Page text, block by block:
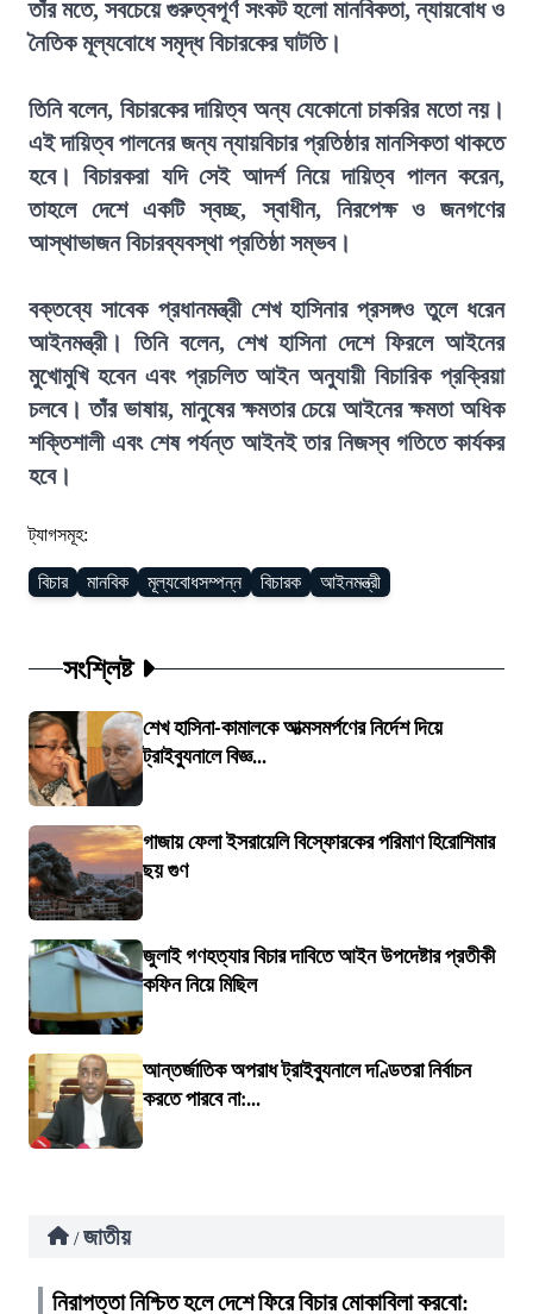
তাঁর মতে, সবচেয়ে গুরুত্বপূর্ণ সংকট হলো মানবিকতা, ন্যায়বোধ ও
নৈতিক মূল্যবোধে সমৃদ্ধ বিচারকের ঘাটতি।
তিনি বলেন, বিচারকের দায়িত্ব অন্য যেকোনো চাকরির মতো নয়।
এই দায়িত্ব পালনের জন্য ন্যায়বিচার প্রতিষ্ঠার মানসিকতা থাকতে
হবে। বিচারকরা যদি সেই আদর্শ নিয়ে দায়িত্ব পালন করেন,
তাহলে দেশে একটি স্বচ্ছ, স্বাধীন, নিরপেক্ষ ও জনগণের
আস্থাভাজন বিচারব্যবস্থা প্রতিষ্ঠা সম্ভব।
বক্তব্যে সাবেক প্রধানমন্ত্রী শেখ হাসিনার প্রসঙ্গও তুলে ধরেন
আইনমন্ত্রী। তিনি বলেন, শেখ হাসিনা দেশে ফিরলে আইনের
মুখোমুখি হবেন এবং প্রচলিত আইন অনুযায়ী বিচারিক প্রক্রিয়া
চলবে। তাঁর ভাষায়, মানুষের ক্ষমতার চেয়ে আইনের ক্ষমতা অধিক
শক্তিশালী এবং শেষ পর্যন্ত আইনই তার নিজস্ব গতিতে কার্যকর
হবে।
ট্যাগসমূহ:
বিচার মানবিক মূল্যবোধসম্পন্ন বিচারক আইনমন্ত্রী
সংশ্লিষ্ট
শেখ হাসিনা-কামালকে আত্মসমর্পণের নির্দেশ দিয়ে
ট্রাইব্যুনালে বিজ্ঞ...
গাজায় ফেলা ইসরায়েলি বিস্ফোরকের পরিমাণ হিরোশিমার
ছয় গুণ
জুলাই গণহত্যার বিচার দাবিতে আইন উপদেষ্টার প্রতীকী
কফিন নিয়ে মিছিল
আন্তর্জাতিক অপরাধ ট্রাইব্যুনালে দণ্ডিতরা নির্বাচন
করতে পারবে না:...
/ জাতীয়
নিরাপত্তা নিশ্চিত হলে দেশে ফিরে বিচার মোকাবিলা করবো: